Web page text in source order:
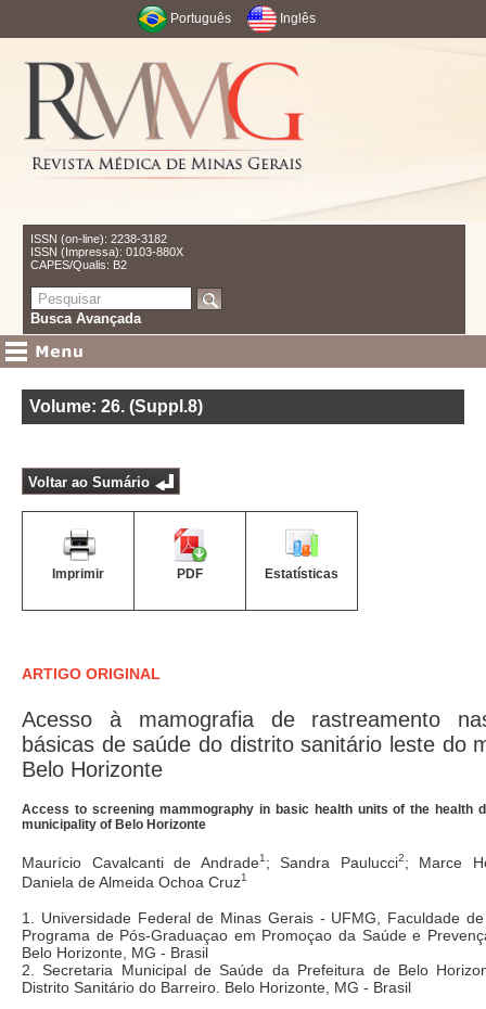
Português Inglês
ISSN (on-line): 2238-3182
ISSN (Impressa): 0103-880X
CAPES/Qualis: B2
Busca Avançada
Volume: 26. (Suppl.8)
Voltar ao Sumário
Imprimir PDF Estatísticas
ARTIGO ORIGINAL
Acesso à mamografia de rastreamento
básicas de saúde do distrito sanitário leste do
Belo Horizonte
Access to screening mammography in basic health units of the health
municipality of Belo Horizonte
Maurício Cavalcanti de Andrade1 ; Sandra Paulucci2; Marce
Daniela de Almeida Ochoa Cruz1
1. Universidade Federal de Minas Gerais - UFMG, Faculdade
Programa de Pós-Graduaçao em Promoçao da Saúde e
Belo Horizonte, MG - Brasil
2. Secretaria Municipal de Saúde da Prefeitura de Belo
Distrito Sanitário do Barreiro. Belo Horizonte, MG - Brasil